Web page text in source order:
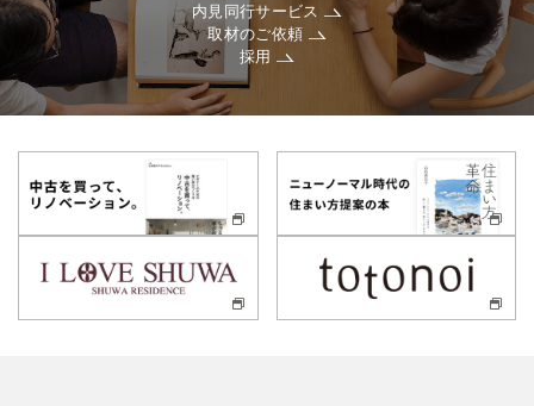
内見同行サービス
取材のご依頼
採用